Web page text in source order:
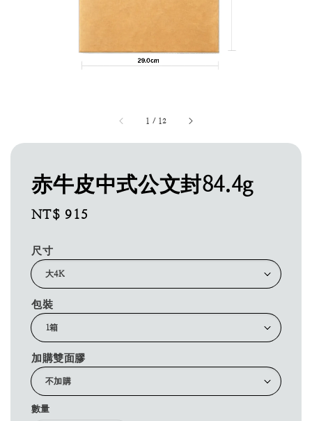
1 / 12
赤牛皮中式公文封84.4g
Regular
NT$ 915
尺寸
包裝
加購雙面膠
數量